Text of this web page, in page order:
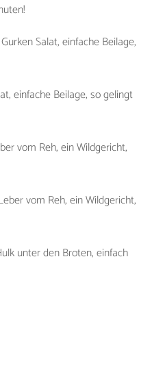
Salat, einfache Beilage,
einfache Beilage, so gelingt
vom Reh, ein Wildgericht,
vom Reh, ein Wildgericht,
unter den Broten, einfach